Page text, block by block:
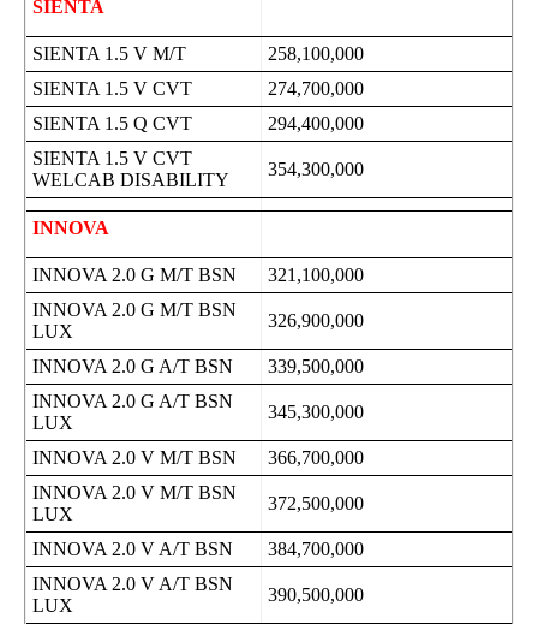
SIENTA
SIENTA 1.5 V M/T
258,100,000
SIENTA 1.5 V CVT
274,700,000
SIENTA 1.5 Q CVT
294,400,000
SIENTA 1.5 V CVT
WELCAB DISABILITY
354,300,000
INNOVA
INNOVA 2.0 G M/T BSN
321,100,000
INNOVA 2.0 G M/T BSN
LUX
326,900,000
INNOVA 2.0 G A/T BSN
339,500,000
INNOVA 2.0 G A/T BSN
LUX
345,300,000
INNOVA 2.0 V M/T BSN
366,700,000
INNOVA 2.0 V M/T BSN
LUX
372,500,000
INNOVA 2.0 V A/T BSN
384,700,000
INNOVA 2.0 V A/T BSN
LUX
390,500,000